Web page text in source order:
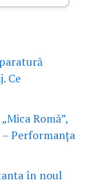
Ce
Romă”,
Performanța
în noul